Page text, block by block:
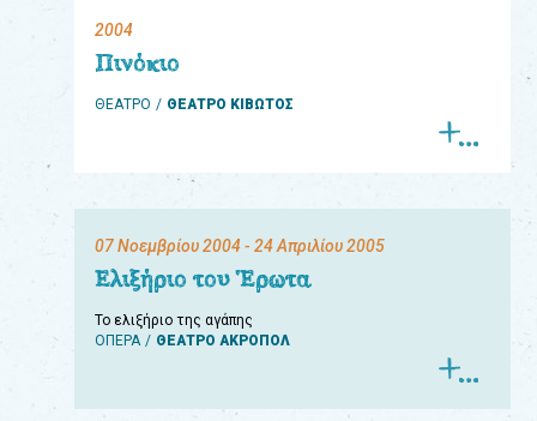
2004
Πινόκιο
ΘΕΑΤΡΟ ΘΕΑΤΡΟ ΚΙΒΩΤΟΣ
07 Νοεμβρίου 2004- 24 Απριλίου 2005
Ελιξήριο του Έρωτα
Το ελιξήριο της αγάπης
ΟΠΕΡΑ
ΘΕΑΤΡΟ ΑΚΡΟΠΟΛ
eshop
Παιχνίδια
Παρακολούθηση
παραγγελίας